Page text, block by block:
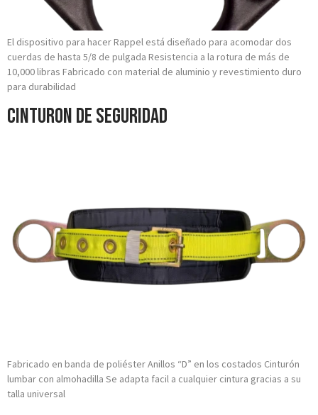
El dispositivo para hacer Rappel está diseñado para acomodar dos
cuerdas de hasta 5/8 de pulgada Resistencia a la rotura de más de
10,000 libras Fabricado con material de aluminio y revestimiento duro
para durabilidad
Cinturon de Seguridad
Fabricado en banda de poliéster Anillos “D” en los costados Cinturón
lumbar con almohadilla Se adapta facil a cualquier cintura gracias a su
talla universal